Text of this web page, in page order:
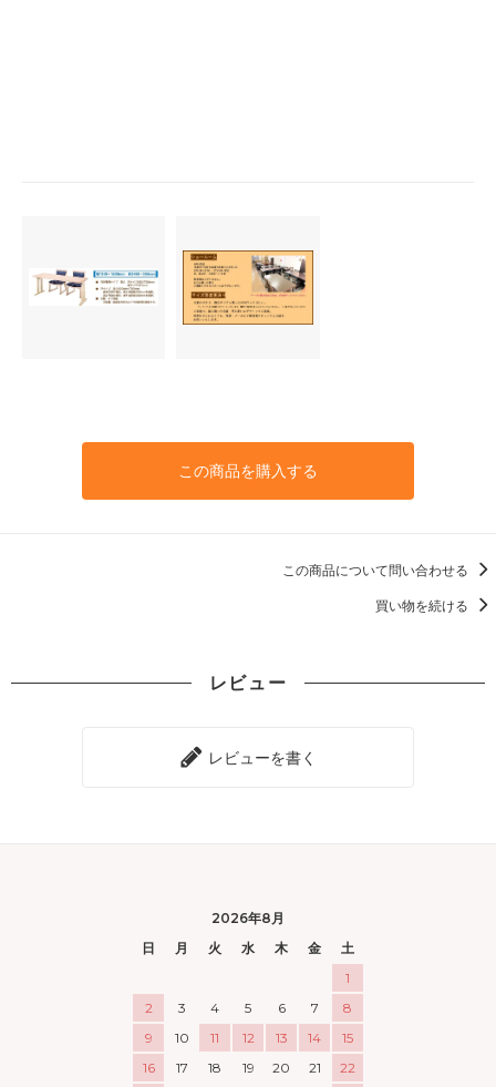
この商品を購入する
この商品について問い合わせる
買い物を続ける
レビュー
レビューを書く
2026年8月
日
月 火 水 木 金
土
1
2
3 4 5 6 7
8
9
10 11 12 13 14
15
16
17 18 19 20 21
22